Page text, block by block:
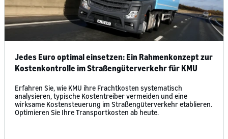
Jedes Euro optimal einsetzen: Ein Rahmenkonzept zur
Kostenkontrolle im Straßengüterverkehr für KMU
Erfahren Sie, wie KMU ihre Frachtkosten systematisch
analysieren, typische Kostentreiber vermeiden und eine
wirksame Kostensteuerung im Straßengüterverkehr etablieren.
Optimieren Sie Ihre Transportkosten ab heute.